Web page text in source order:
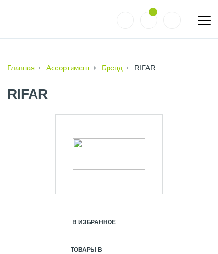
Главная Ассортимент Бренд RIFAR
RIFAR
В ИЗБРАННОЕ
ТОВАРЫ В